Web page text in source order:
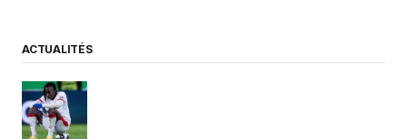
ACTUALITÉS